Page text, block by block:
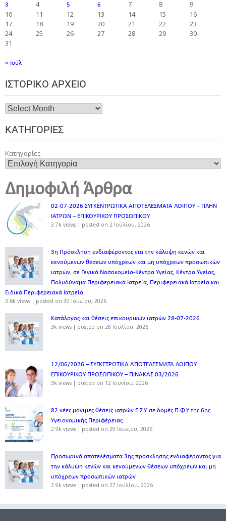
3 4 5 6 7 8
9
10
11 12 13 14 15
16
17
18 19 20 21 22
23
24
25 26 27 28 29
30
31
« Ιούλ
ΙΣΤΟΡΙΚΌ ΑΡΧΕΊΟ
ΚΑΤΗΓΟΡΊΕΣ
Κατηγορίες
Δημοφιλή Άρθρα
02-07-2026 ΣΥΓΚΕΝΤΡΩΤΙΚΑ ΑΠΟΤΕΛΕΣΜΑΤΑ ΛΟΙΠΟΥ – ΠΛΗΝ
ΙΑΤΡΩΝ – ΕΠΙΚΟΥΡΙΚΟΥ ΠΡΟΣΩΠΙΚOY
3.7k views | posted on 2 Ιουλίου, 2026
3η Πρόσκληση ενδιαφέροντος για την κάλυψη κενών και
κενούμενων θέσεων υπόχρεων και μη υπόχρεων προσωπικών
ιατρών, σε Γενικά Νοσοκομεία-Κέντρα Υγείας, Κέντρα Υγείας,
Πολυδύναμα Περιφερειακά Ιατρεία, Περιφερειακά Ιατρεία και
Ειδικά Περιφερειακά Ιατρεία
3.6k views | posted on 30 Ιουνίου, 2026
Κατάλογος και θέσεις επικουρικών ιατρών 28-07-2026
3k views | posted on 28 Ιουλίου, 2026
12/06/2026 – ΣΥΓΚΕΤΡΩΤΙΚΑ ΑΠΟΤΕΛΕΣΜΑΤΑ ΛΟΙΠΟΥ
ΕΠΙΚΟΥΡΙΚΟΥ ΠΡΟΣΩΠΙΚΟΥ – ΠΙΝΑΚΑΣ 03/2026
3k views | posted on 12 Ιουνίου, 2026
82 νέες μόνιμες θέσεις ιατρών Ε.Σ.Υ. σε δομές Π.Φ.Υ της 6ης
Υγειονομικής Περιφέρειας
2.9k views | posted on 29 Ιουνίου, 2026
Προσωρινά αποτελέσματα 3ης πρόσκλησης ενδιαφέροντος για
την κάλυψη κενών και κενούμενων θέσεων υπόχρεων και μη
υπόχρεων προσωπικών ιατρών
2.9k views | posted on 27 Ιουλίου, 2026